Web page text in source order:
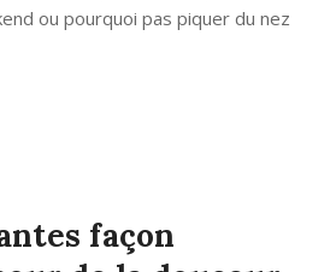
ou pourquoi pas piquer du nez
façon